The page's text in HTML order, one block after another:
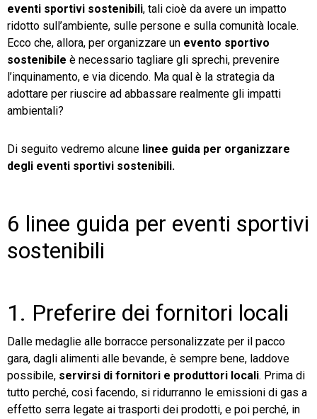
eventi sportivi sostenibili, tali cioè da avere un impatto
ridotto sull’ambiente, sulle persone e sulla comunità locale.
Ecco che, allora, per organizzare un evento sportivo
sostenibile è necessario tagliare gli sprechi, prevenire
l’inquinamento, e via dicendo. Ma qual è la strategia da
adottare per riuscire ad abbassare realmente gli impatti
ambientali?
Di seguito vedremo alcune linee guida per organizzare
degli eventi sportivi sostenibili.
6 linee guida per eventi sportivi
sostenibili
1. Preferire dei fornitori locali
Dalle medaglie alle borracce personalizzate per il pacco
gara, dagli alimenti alle bevande, è sempre bene, laddove
possibile, servirsi di fornitori e produttori locali. Prima di
tutto perché, così facendo, si ridurranno le emissioni di gas a
effetto serra legate ai trasporti dei prodotti, e poi perché, in